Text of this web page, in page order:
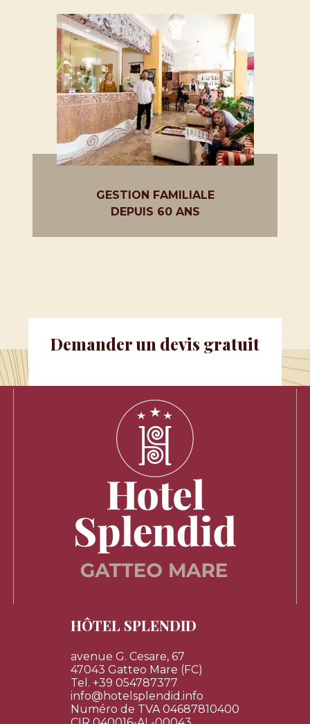
GESTION FAMILIALE
DEPUIS 60 ANS
Demander un devis gratuit
HÔTEL SPLENDID
avenue G. Cesare, 67
47043 Gatteo Mare (FC)
Tel. +39 054787377
info@hotelsplendid.info
Numéro de TVA 04687810400